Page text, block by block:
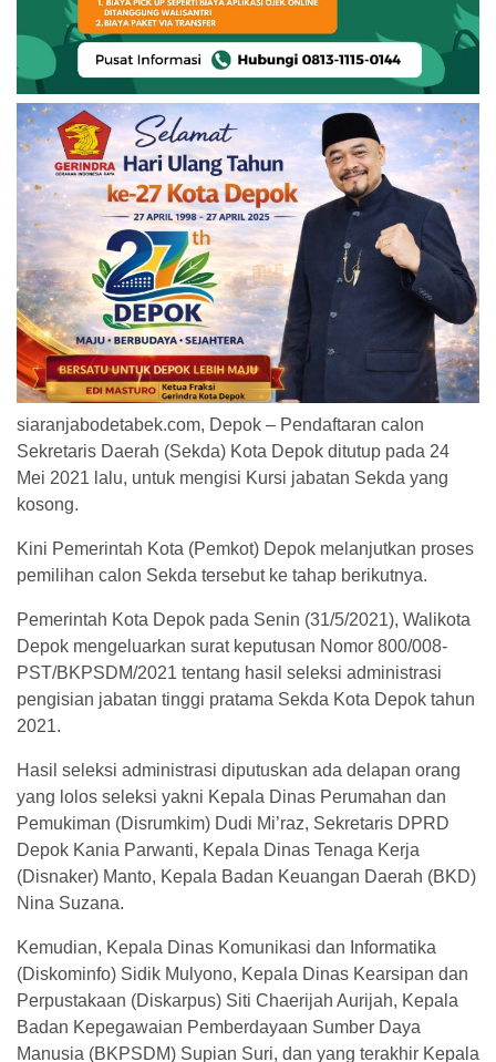
siaranjabodetabek.com, Depok – Pendaftaran calon
Sekretaris Daerah (Sekda) Kota Depok ditutup pada 24
Mei 2021 lalu, untuk mengisi Kursi jabatan Sekda yang
kosong.
Kini Pemerintah Kota (Pemkot) Depok melanjutkan proses
pemilihan calon Sekda tersebut ke tahap berikutnya.
Pemerintah Kota Depok pada Senin (31/5/2021), Walikota
Depok mengeluarkan surat keputusan Nomor 800/008-
PST/BKPSDM/2021 tentang hasil seleksi administrasi
pengisian jabatan tinggi pratama Sekda Kota Depok tahun
2021.
Hasil seleksi administrasi diputuskan ada delapan orang
yang lolos seleksi yakni Kepala Dinas Perumahan dan
Pemukiman (Disrumkim) Dudi Mi’raz, Sekretaris DPRD
Depok Kania Parwanti, Kepala Dinas Tenaga Kerja
(Disnaker) Manto, Kepala Badan Keuangan Daerah (BKD)
Nina Suzana.
Kemudian, Kepala Dinas Komunikasi dan Informatika
(Diskominfo) Sidik Mulyono, Kepala Dinas Kearsipan dan
Perpustakaan (Diskarpus) Siti Chaerijah Aurijah, Kepala
Badan Kepegawaian Pemberdayaan Sumber Daya
Manusia (BKPSDM) Supian Suri, dan yang terakhir Kepala